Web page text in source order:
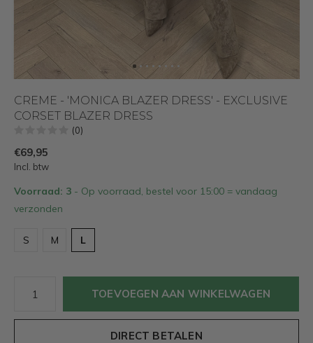
CREME - 'MONICA BLAZER DRESS' - EXCLUSIVE
CORSET BLAZER DRESS
(0)
€69,95
Incl. btw
Voorraad: 3 - Op voorraad, bestel voor 15:00 = vandaag
verzonden
S M L
TOEVOEGEN AAN WINKELWAGEN
DIRECT BETALEN